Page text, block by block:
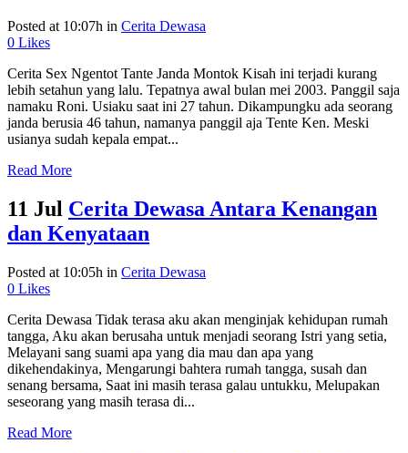
Posted at 10:07h in Cerita Dewasa
0 Likes
Cerita Sex Ngentot Tante Janda Montok Kisah ini terjadi kurang
lebih setahun yang lalu. Tepatnya awal bulan mei 2003. Panggil saja
namaku Roni. Usiaku saat ini 27 tahun. Dikampungku ada seorang
janda berusia 46 tahun, namanya panggil aja Tente Ken. Meski
usianya sudah kepala empat...
Read More
11 Jul Cerita Dewasa Antara Kenangan
dan Kenyataan
Posted at 10:05h in Cerita Dewasa
0 Likes
Cerita Dewasa Tidak terasa aku akan menginjak kehidupan rumah
tangga, Aku akan berusaha untuk menjadi seorang Istri yang setia,
Melayani sang suami apa yang dia mau dan apa yang
dikehendakinya, Mengarungi bahtera rumah tangga, susah dan
senang bersama, Saat ini masih terasa galau untukku, Melupakan
seseorang yang masih terasa di...
Read More